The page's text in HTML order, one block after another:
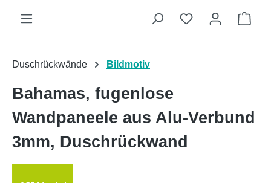
Du hast 0
Duschrückwände Bildmotiv
Bahamas, fugenlose
Wandpaneele aus Alu-Verbund
3mm, Duschrückwand